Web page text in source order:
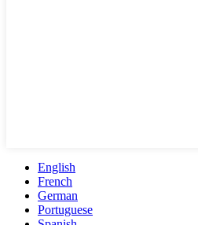
English
French
German
Portuguese